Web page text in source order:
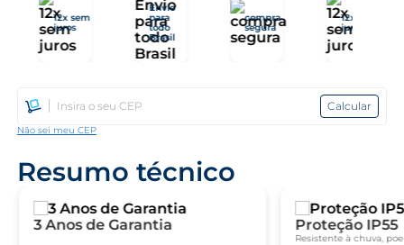
12x sem
juros
Envio
para
todo
Brasil
compra
segura
12x sem
juros
Calcular
Não sei meu CEP
Resumo técnico
3 Anos de Garantia Proteção IP55
Resistente à chuva,